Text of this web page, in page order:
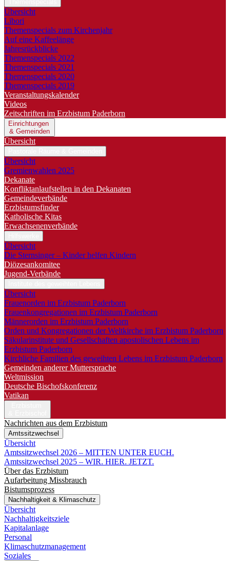
Übersicht
Libori
Themenspecials zum Kirchenjahr
Auf eine Kaffeelänge
Jahresrückblicke
Themenspecials 2022
Themenspecials 2021
Themenspecials 2020
Themenspecials 2019
Veranstaltungskalender
Videos
Zeitschriften im Erzbistum Paderborn
Einrichtungen
& Gemeinden
Übersicht
Übersicht
Gremienwahlen 2025
Dekanate
Konfliktanlaufstellen in den Dekanaten
Gemeindeverbände
Erzbistumsfinder
Katholische Kitas
Erwachsenenverbände
Übersicht
Die Sternsinger – Kinder helfen Kindern
Diözesankomitee
Jugend-Verbände
Übersicht
Frauenorden im Erzbistum Paderborn
Frauenkongregationen im Erzbistum Paderborn
Männerorden im Erzbistum Paderborn
Orden und Kongregationen der Weltkirche im Erzbistum Paderborn
Säkularinstitute und Gesellschaften apostolischen Lebens im
Erzbistum Paderborn
Kirchliche Familien des geweihten Lebens im Erzbistum Paderborn
Gemeinden anderer Muttersprache
Weltmission
Deutsche Bischofskonferenz
Vatikan
Nachrichten aus dem Erzbistum
Amtssitzwechsel
Übersicht
Amtssitzwechsel 2026 – MITTEN UNTER EUCH.
Amtssitzwechsel 2025 – WIR. HIER. JETZT.
Über das Erzbistum
Aufarbeitung Missbrauch
Bistumsprozess
Nachhaltigkeit & Klimaschutz
Übersicht
Nachhaltigkeitsziele
Kapitalanlage
Personal
Klimaschutzmanagement
Soziales